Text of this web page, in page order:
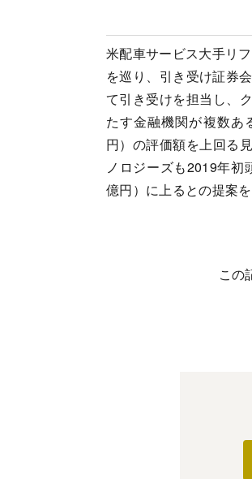
米配車サービス大手リ
を巡り、引き受け証券
て引き受けを担当し、
たす金融機関が複数あ
円）の評価額を上回る
ノロジーズも2019年
億円）に上るとの提案
この